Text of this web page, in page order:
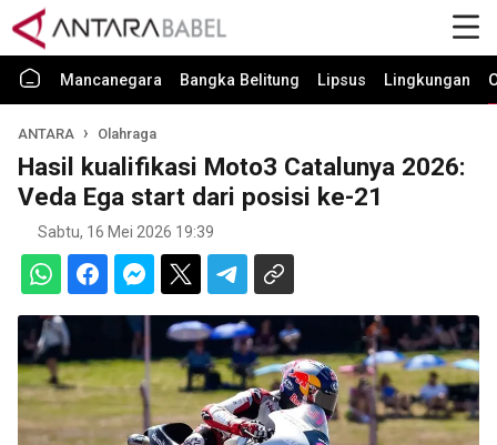
Mancanegara Bangka Belitung Lipsus Lingkungan
ANTARA Olahraga
Hasil kualifikasi Moto3 Catalunya 2026:
Veda Ega start dari posisi ke-21
Sabtu, 16 Mei 2026 19:39